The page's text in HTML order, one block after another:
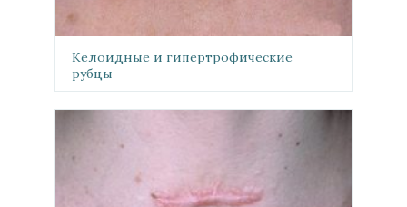
Келоидные и гипертрофические
рубцы